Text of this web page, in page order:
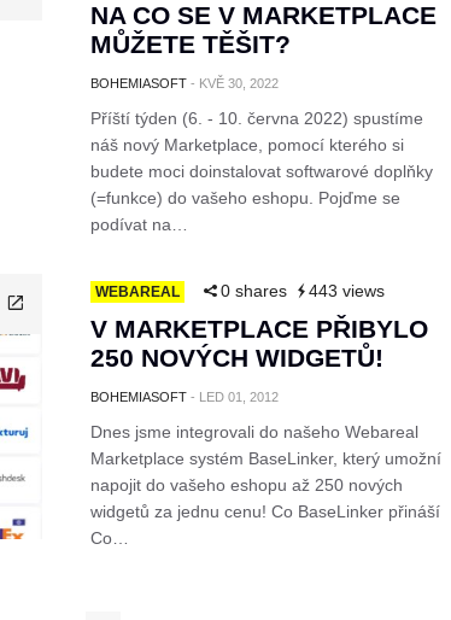
NA CO SE V MARKETPLACE
MŮŽETE TĚŠIT?
BOHEMIASOFT - KVĚ 30, 2022
Příští týden (6. - 10. června 2022) spustíme
náš nový Marketplace, pomocí kterého si
budete moci doinstalovat softwarové doplňky
(=funkce) do vašeho eshopu. Pojďme se
podívat na…
WEBAREAL 0 shares 443 views
V MARKETPLACE PŘIBYLO
250 NOVÝCH WIDGETŮ!
BOHEMIASOFT - LED 01, 2012
Dnes jsme integrovali do našeho Webareal
Marketplace systém BaseLinker, který umožní
napojit do vašeho eshopu až 250 nových
widgetů za jednu cenu! Co BaseLinker přináší
Co…